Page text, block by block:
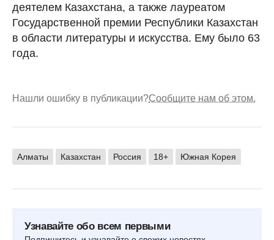
деятелем Казахстана, а также лауреатом
Государственной премии Республики Казахстан
в области литературы и искусства. Ему было 63
года.
Нашли ошибку в публикации?Сообщите нам об этом.
Алматы Казахстан Россия 18+ Южная Корея
Узнавайте обо всем первыми